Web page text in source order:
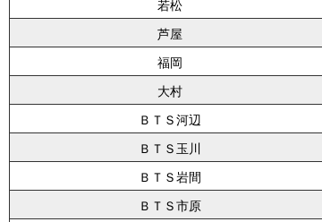
若松
芦屋
福岡
大村
ＢＴＳ河辺
ＢＴＳ玉川
ＢＴＳ岩間
ＢＴＳ市原